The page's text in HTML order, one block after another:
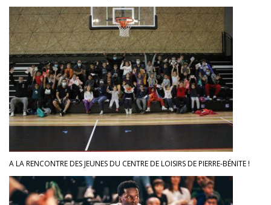
A LA RENCONTRE DES JEUNES DU CENTRE DE LOISIRS DE PIERRE-BÉNITE !